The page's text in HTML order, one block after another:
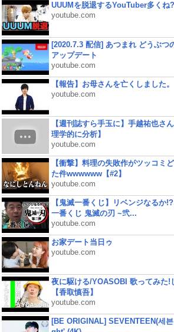
UUUMを脱退するYouTuber多くね?
youtube.com
[2020.7.3 配信] あつまれ どうぶつ
アップデート
youtube.com
【報告】お母さんを亡くしました。
youtube.com
【週刊誌すら手玉に】手越祐也さ
理学的に分析】
youtube.com
【衝撃】料理の失敗作がツッコミ
た件wwwwww【#2】
youtube.com
【鬼滅一番くじ】リベンジなるか
一番くじ 鬼滅の刃 ~弐...
youtube.com
お家デート当日ゥ
youtube.com
夜に駆ける/YOASOBI 歌ってみた!
【香取慎吾】
youtube.com
[BE ORIGINAL] SEVENTEEN(세